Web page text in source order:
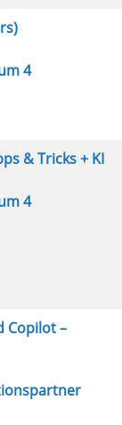
4
& Tricks + KI
4
Copilot –